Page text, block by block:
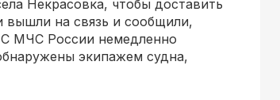
Некрасовка, чтобы доставить
на связь и сообщили,
МЧС России немедленно
экипажем судна,